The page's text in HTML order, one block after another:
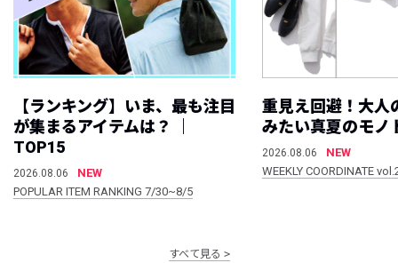
【ランキング】いま、最も注目
が集まるアイテムは？ ｜
TOP15
2026.08.06
NEW
POPULAR ITEM RANKING 7/30~8/5
重見え回避！大人
みたい真夏のモノ
2026.08.06
NEW
WEEKLY COORDINATE
すべて見る